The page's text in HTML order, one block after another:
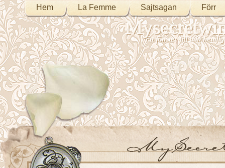
Hem La Femme Sajtsagan Förr
Ett fönster till min